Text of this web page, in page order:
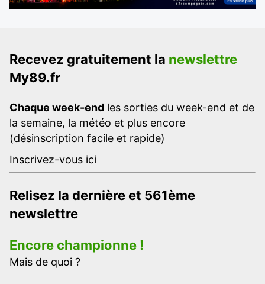
Recevez gratuitement la newslettre
My89.fr
Chaque week-end les sorties du week-end et de
la semaine, la météo et plus encore
(désinscription facile et rapide)
Inscrivez-vous ici
Relisez la dernière et 561ème
newslettre
Encore championne !
Mais de quoi ?